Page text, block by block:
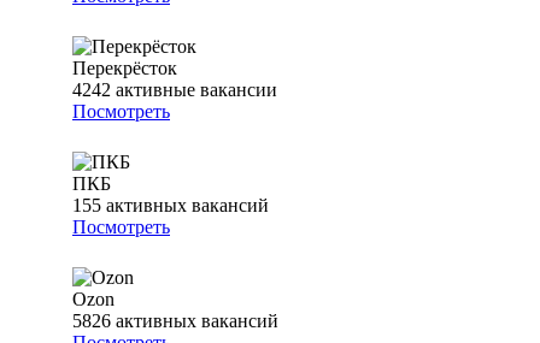
Перекрёсток
4242 активные вакансии
Посмотреть
ПКБ
155 активных вакансий
Посмотреть
Ozon
5826 активных вакансий